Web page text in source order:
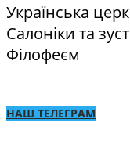
Українська
Салоніки та
Філофеєм
НАШ ТЕЛЕГРАМ